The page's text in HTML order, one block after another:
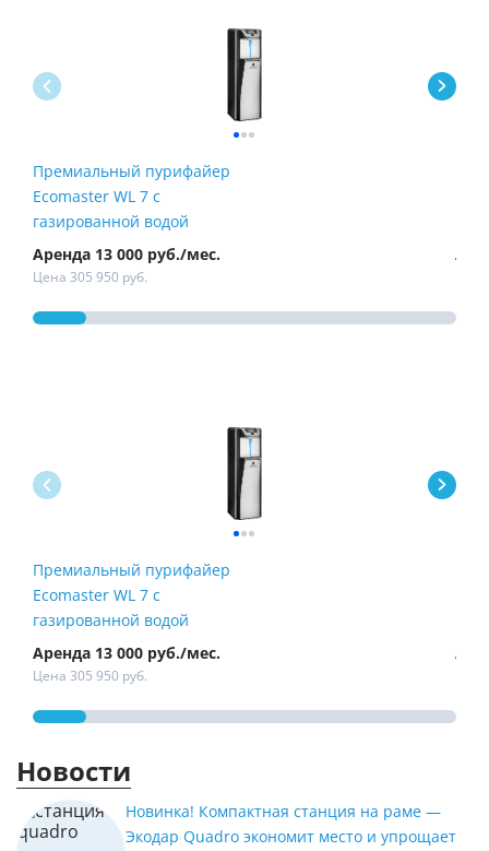
Премиальный пурифайер
Ecomaster WL 7 с
газированной водой
Аренда 13 000 руб./мес.
Цена 305 950 руб.
Премиальный пурифайер
Ecomaster WL 7 с
газированной водой
Аренда 13 000 руб./мес.
Цена 305 950 руб.
Новости
Новинка! Компактная станция на раме —
Экодар Quadro экономит место и упрощает